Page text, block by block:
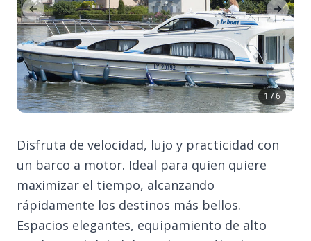
1 / 6
Previous Slide Next
Disfruta de velocidad, lujo y practicidad con
un barco a motor. Ideal para quien quiere
maximizar el tiempo, alcanzando
rápidamente los destinos más bellos.
Espacios elegantes, equipamiento de alto